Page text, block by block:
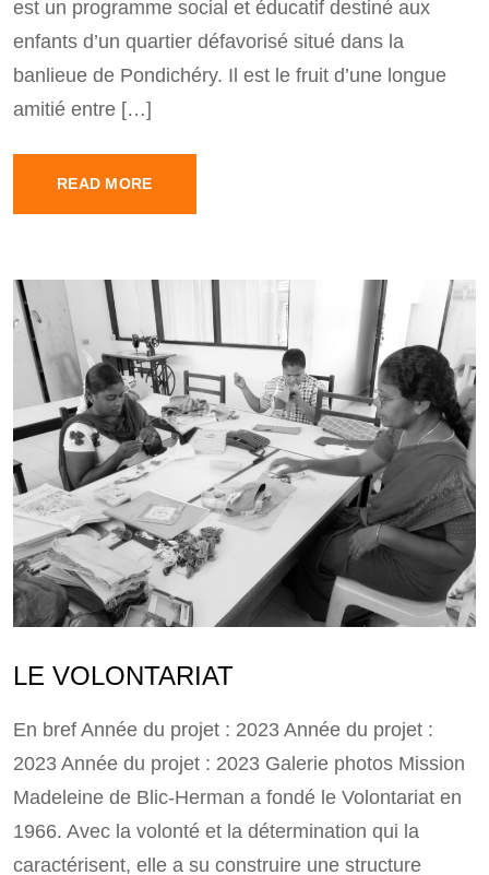
est un programme social et éducatif destiné aux
enfants d’un quartier défavorisé situé dans la
banlieue de Pondichéry. Il est le fruit d’une longue
amitié entre […]
READ MORE
LE VOLONTARIAT
En bref Année du projet : 2023 Année du projet :
2023 Année du projet : 2023 Galerie photos Mission
Madeleine de Blic-Herman a fondé le Volontariat en
1966. Avec la volonté et la détermination qui la
caractérisent, elle a su construire une structure